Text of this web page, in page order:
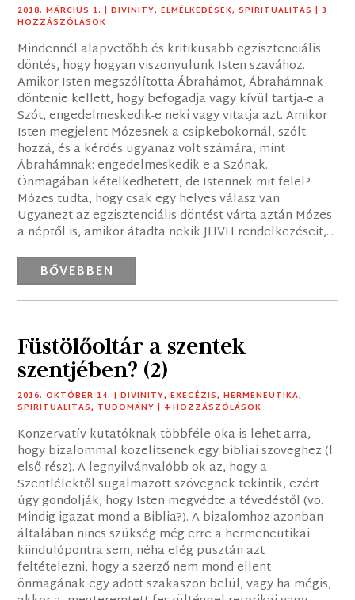
2018. MÁRCIUS 1. |DIVINITY,ELMÉLKEDÉSEK,SPIRITUALITÁS | 3
HOZZÁSZÓLÁSOK
Mindennél alapvetőbb és kritikusabb egzisztenciális
döntés, hogy hogyan viszonyulunk Isten szavához.
Amikor Isten megszólította Ábrahámot, Ábrahámnak
döntenie kellett, hogy befogadja vagy kívül tartja-e a
Szót, engedelmeskedik-e neki vagy vitatja azt. Amikor
Isten megjelent Mózesnek a csipkebokornál, szólt
hozzá, és a kérdés ugyanaz volt számára, mint
Ábrahámnak: engedelmeskedik-e a Szónak.
Önmagában kételkedhetett, de Istennek mit felel?
Mózes tudta, hogy csak egy helyes válasz van.
Ugyanezt az egzisztenciális döntést várta aztán Mózes
a néptől is, amikor átadta nekik JHVH rendelkezéseit,...
BŐVEBBEN
Füstölőoltár a szentek
szentjében? (2)
2016. OKTÓBER 14. |DIVINITY,EXEGÉZIS,HERMENEUTIKA,
SPIRITUALITÁS, TUDOMÁNY | 4 HOZZÁSZÓLÁSOK
Konzervatív kutatóknak többféle oka is lehet arra,
hogy bizalommal közelítsenek egy bibliai szöveghez (l.
első rész). A legnyilvánvalóbb ok az, hogy a
Szentlélektől sugalmazott szövegnek tekintik, ezért
úgy gondolják, hogy Isten megvédte a tévedéstől (vö.
Mindig igazat mond a Biblia?). A bizalomhoz azonban
általában nincs szükség még erre a hermeneutikai
kiindulópontra sem, néha elég pusztán azt
feltételezni, hogy a szerző nem mond ellent
önmagának egy adott szakaszon belül, vagy ha mégis,